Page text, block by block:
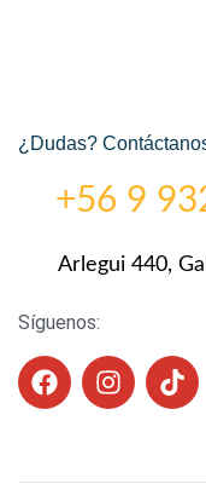
¿Dudas?
+56 9
Arlegui 440,
Síguenos: